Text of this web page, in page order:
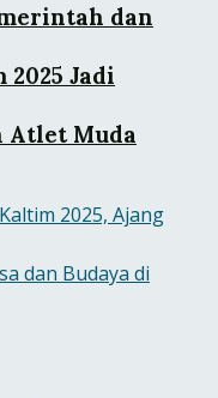
dan
2025 Jadi
Atlet Muda